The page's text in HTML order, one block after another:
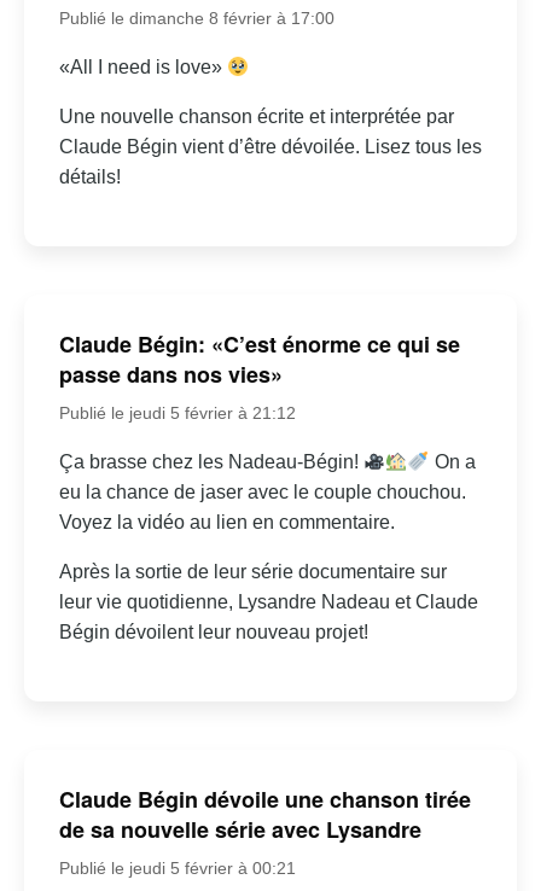
Publié le dimanche 8 février à 17:00
«All I need is love»
Une nouvelle chanson écrite et interprétée par
Claude Bégin vient d’être dévoilée. Lisez tous les
détails!
Claude Bégin: «C’est énorme ce qui se
passe dans nos vies»
Publié le jeudi 5 février à 21:12
Ça brasse chez les Nadeau-Bégin!
On a
eu la chance de jaser avec le couple chouchou.
Voyez la vidéo au lien en commentaire.
Après la sortie de leur série documentaire sur
leur vie quotidienne, Lysandre Nadeau et Claude
Bégin dévoilent leur nouveau projet!
Claude Bégin dévoile une chanson tirée
de sa nouvelle série avec Lysandre
Publié le jeudi 5 février à 00:21